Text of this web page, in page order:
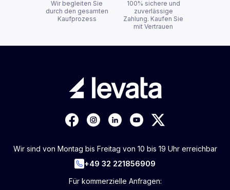
Wir begleiten Sie
durch den gesamten
Kaufprozess
100% sichere und
zuverlässige
Zahlung. Kaufen Sie
mit Vertrauen
Wir sind von Montag bis Freitag von 10 bis 19 Uhr erreichbar
+49 32 221856909
Für kommerzielle Anfragen: